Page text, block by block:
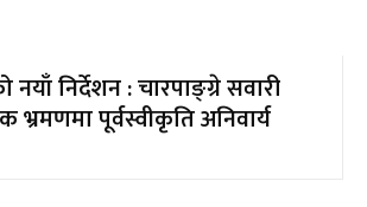
नयाँ निर्देशन : चारपाङ्ग्रे सवारी
पूर्वस्वीकृति अनिवार्य